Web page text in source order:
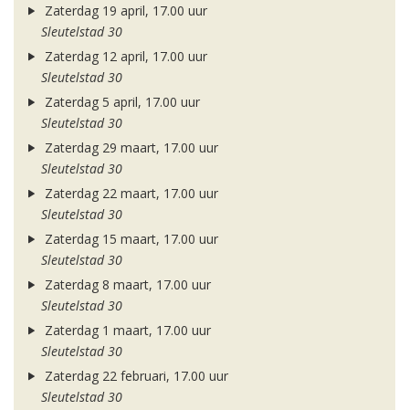
Zaterdag 19 april, 17.00 uur
Sleutelstad 30
Zaterdag 12 april, 17.00 uur
Sleutelstad 30
Zaterdag 5 april, 17.00 uur
Sleutelstad 30
Zaterdag 29 maart, 17.00 uur
Sleutelstad 30
Zaterdag 22 maart, 17.00 uur
Sleutelstad 30
Zaterdag 15 maart, 17.00 uur
Sleutelstad 30
Zaterdag 8 maart, 17.00 uur
Sleutelstad 30
Zaterdag 1 maart, 17.00 uur
Sleutelstad 30
Zaterdag 22 februari, 17.00 uur
Sleutelstad 30